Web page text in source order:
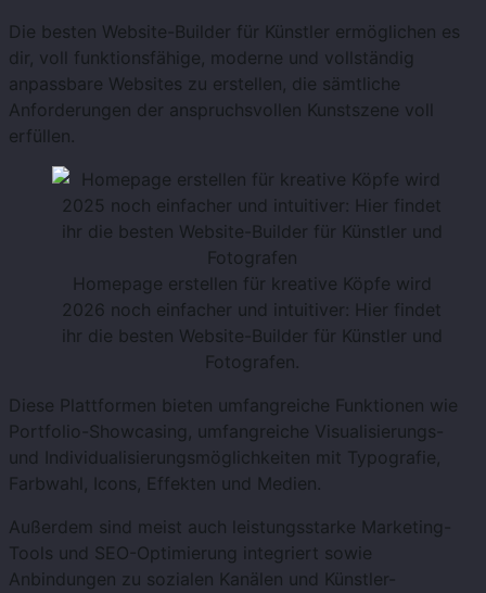
Die besten Website-Builder für Künstler ermöglichen es
dir, voll funktionsfähige, moderne und vollständig
anpassbare Websites zu erstellen, die sämtliche
Anforderungen der anspruchsvollen Kunstszene voll
erfüllen.
Homepage erstellen für kreative Köpfe wird
2026 noch einfacher und intuitiver: Hier findet
ihr die besten Website-Builder für Künstler und
Fotografen.
Diese Plattformen bieten umfangreiche Funktionen wie
Portfolio-Showcasing, umfangreiche Visualisierungs-
und Individualisierungsmöglichkeiten mit Typografie,
Farbwahl, Icons, Effekten und Medien.
Außerdem sind meist auch leistungsstarke Marketing-
Tools und SEO-Optimierung integriert sowie
Anbindungen zu sozialen Kanälen und Künstler-